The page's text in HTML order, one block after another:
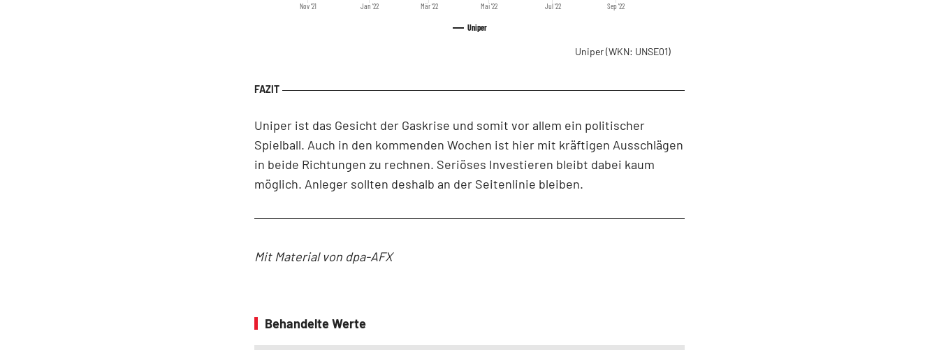
Uniper
Nov '21 Jan '22 Mär '22 Mai '22 Jul '22 Sep '22
Uniper(WKN: UNSE01)
Uniper ist das Gesicht der Gaskrise und somit vor allem ein politischer
Spielball. Auch in den kommenden Wochen ist hier mit kräftigen Ausschlägen
in beide Richtungen zu rechnen. Seriöses Investieren bleibt dabei kaum
möglich. Anleger sollten deshalb an der Seitenlinie bleiben.
Mit Material von dpa-AFX
Behandelte Werte